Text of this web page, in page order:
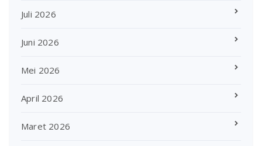
Juli 2026
Juni 2026
Mei 2026
April 2026
Maret 2026